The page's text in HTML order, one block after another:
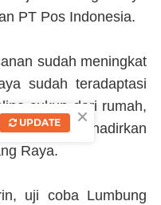
PT Pos Indonesia.
sudah meningkat
sudah teradaptasi
cukup dari rumah,
siap menghadirkan
Raya.
uji coba Lumbung
×
UPDATE